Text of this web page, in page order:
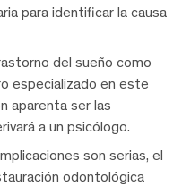
para identificar la causa
del sueño como
especializado en este
aparenta ser las
a un psicólogo.
son serias, el
odontológica